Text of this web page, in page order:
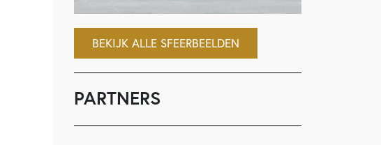
BEKIJK ALLE SFEERBEELDEN
PARTNERS